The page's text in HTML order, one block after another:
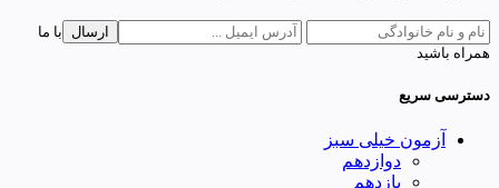
ارسال
با ما
همراه باشید
دسترسی سریع
آزمون خیلی سبز
دوازدهم
یازدهم